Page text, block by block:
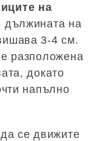
на
дължината на
3-4 см.
разположена
докато
напълно
се движите